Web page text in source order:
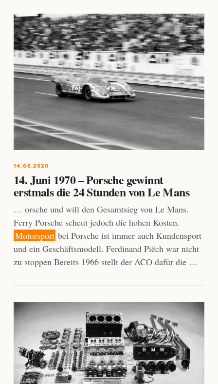
14.06.2020
14. Juni 1970 – Porsche gewinnt
erstmals die 24 Stunden von Le Mans
… orsche und will den Gesamtsieg von Le Mans.
Ferry Porsche scheut jedoch die hohen Kosten.
Motorsport bei Porsche ist immer auch Kundensport
und ein Geschäftsmodell. Ferdinand Piëch war nicht
zu stoppen Bereits 1966 stellt der ACO dafür die …